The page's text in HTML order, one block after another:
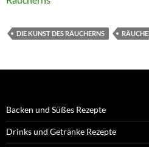
DIE KUNST DES RÄUCHERNS
Backen und Süßes Rezepte
Drinks und Getränke Rezepte